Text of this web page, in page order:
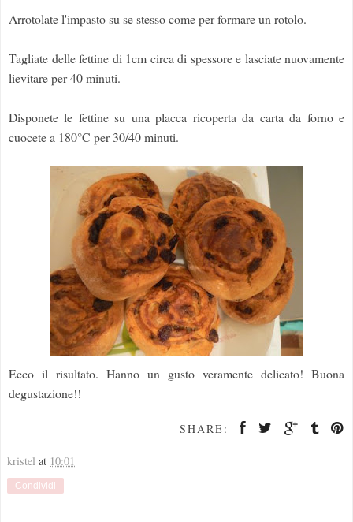
Arrotolate l'impasto su se stesso come per formare un rotolo.
Tagliate delle fettine di 1cm circa di spessore e lasciate nuovamente
lievitare per 40 minuti.
Disponete le fettine su una placca ricoperta da carta da forno e
cuocete a 180°C per 30/40 minuti.
Ecco il risultato. Hanno un gusto veramente delicato! Buona
degustazione!!
SHARE:
kristel at 10:01
Condividi